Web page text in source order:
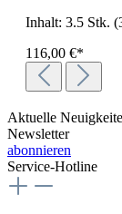
Inhalt: 3.5 Stk.
116,00 €*
Aktuelle
Newsletter
abonnieren
Service-Hotline